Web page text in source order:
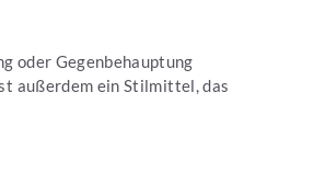
oder Gegenbehauptung
außerdem ein Stilmittel, das